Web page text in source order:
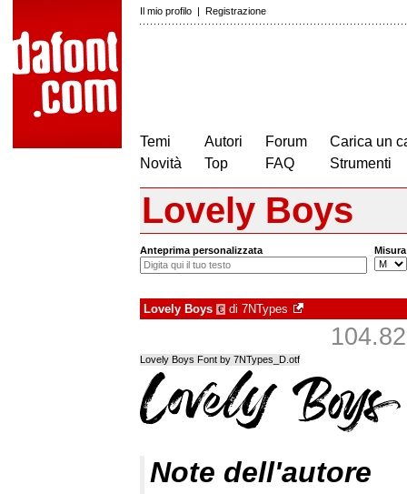
Il mio profilo | Registrazione
Temi
Novità
Autori
Top
Forum
FAQ
Carica un
Strumenti
Lovely Boys
Anteprima personalizzata Misura
Lovely Boys € di 7NTypes
Lovely Boys Font by 7NTypes_D.otf
Note dell'autore